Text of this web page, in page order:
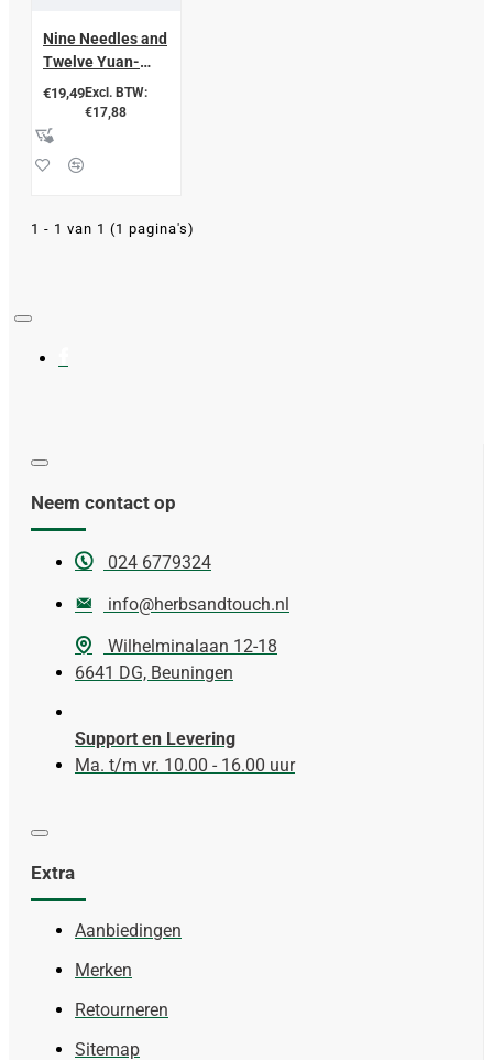
Nine Needles and
Twelve Yuan-
Source Points
€19,49Excl. BTW:
€17,88
1 - 1 van 1 (1 pagina's)
Neem contact op
024 6779324
info@herbsandtouch.nl
Wilhelminalaan 12-18
6641 DG, Beuningen
Support en Levering
Ma. t/m vr. 10.00 - 16.00 uur
Extra
Aanbiedingen
Merken
Retourneren
Sitemap